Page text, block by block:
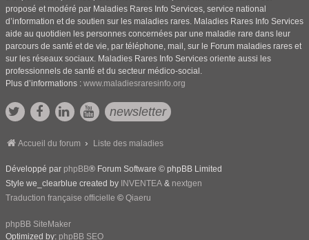
proposé et modéré par Maladies Rares Info Services, service national
d’information et de soutien sur les maladies rares. Maladies Rares Info Services
aide au quotidien les personnes concernées par une maladie rare dans leur
parcours de santé et de vie, par téléphone, mail, sur le Forum maladies rares et
sur les réseaux sociaux. Maladies Rares Info Services oriente aussi les
professionnels de santé et du secteur médico-social.
Plus d’informations : www.maladiesraresinfo.org
newsletter
Accueil du forum Liste des maladies
Développé par phpBB® Forum Software © phpBB Limited
Style we_clearblue created by INVENTEA & nextgen
Traduction française officielle © Qiaeru
phpBB SiteMaker
Optimized by: phpBB SEO